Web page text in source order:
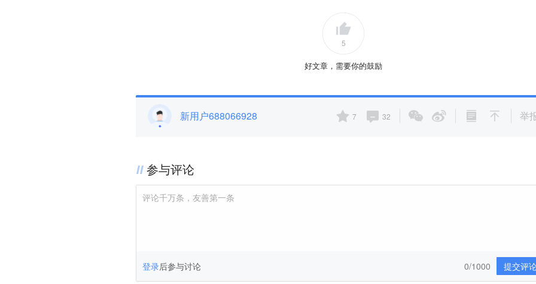
5
好文章，需要你的鼓励
新用户688066928 7 32 举
参与评论
评论千万条，友善第一条
登录后参与讨论 提交评
0/1000